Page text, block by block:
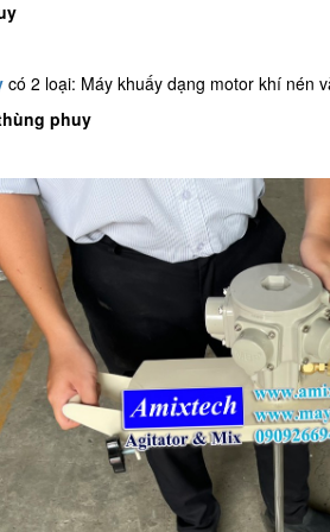
có 2 loại: Máy khuấy dạng motor khí nén
phuy